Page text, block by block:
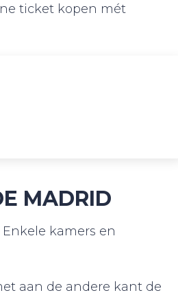
ticket kopen mét
MADRID
kamers en
aan de andere kant de